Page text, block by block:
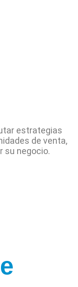
estrategias
de venta,
su negocio.